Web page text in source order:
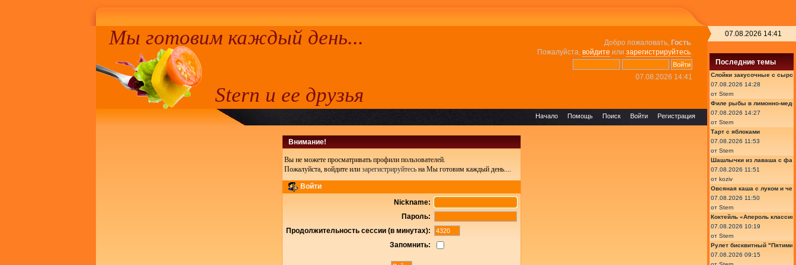
Добро пожаловать, Гость.
Пожалуйста, войдите или зарегистрируйтесь.
07.08.2026 14:41
Мы готовим каждый день...
Stern и ее друзья
Регистрация
Войти
Поиск
Помощь
Начало
Внимание!
Вы не можете просматривать профили пользователей.
Пожалуйста, войдите или зарегистрируйтесь на Мы готовим каждый день....
Войти
Nickname:
Пароль:
Продолжительность сессии (в минутах):
Запомнить:
07.08.2026 14:41
Последние темы
Слойки закусочные с
07.08.2026 14:28
от Stern
Филе рыбы в лимонно-
07.08.2026 14:27
от Stern
Тарт с яблоками
07.08.2026 11:53
от Stern
Шашлычки из лаваша с
07.08.2026 11:51
от koziv
Овсяная каша с луком и
07.08.2026 11:50
от Stern
Коктейль «Апероль
07.08.2026 10:19
от Stern
Рулет бисквитный
07.08.2026 09:15